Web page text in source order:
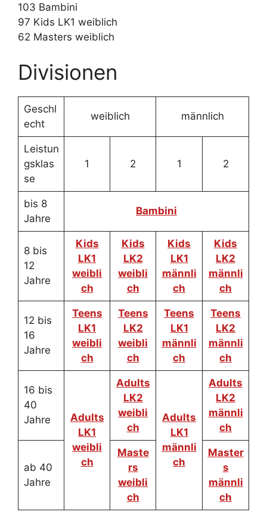
103 Bambini
97 Kids LK1 weiblich
62 Masters weiblich
Divisionen
Geschl
echt
weiblich männlich
Leistun
gsklas
se
1 2 1 2
bis 8
Jahre
Bambini
8 bis
12
Jahre
Kids
LK1
weibli
ch
Kids
LK2
weibli
ch
Kids
LK1
männli
ch
Kids
LK2
männli
ch
12 bis
16
Jahre
Teens
LK1
weibli
ch
Teens
LK2
weibli
ch
Teens
LK1
männli
ch
Teens
LK2
männli
ch
16 bis
40
Jahre
Adults
LK1
weibli
ch
Adults
LK2
weibli
ch
Adults
LK1
männli
ch
Adults
LK2
männli
ch
ab 40
Jahre
Maste
rs
weibli
ch
Master
s
männli
ch